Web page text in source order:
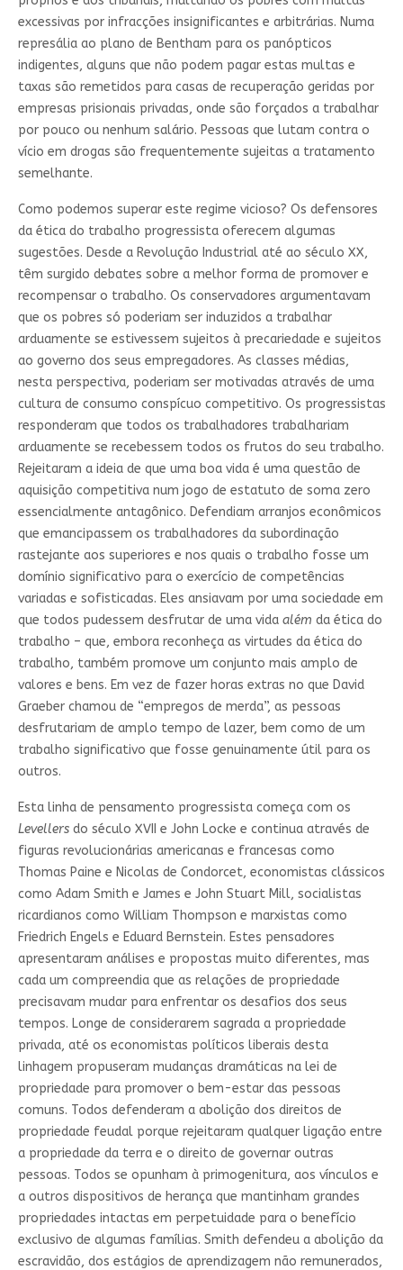
excessivas por infracções insignificantes e arbitrárias. Numa
represália ao plano de Bentham para os panópticos
indigentes, alguns que não podem pagar estas multas e
taxas são remetidos para casas de recuperação geridas por
empresas prisionais privadas, onde são forçados a trabalhar
por pouco ou nenhum salário. Pessoas que lutam contra o
vício em drogas são frequentemente sujeitas a tratamento
semelhante.
Como podemos superar este regime vicioso? Os defensores
da ética do trabalho progressista oferecem algumas
sugestões. Desde a Revolução Industrial até ao século XX,
têm surgido debates sobre a melhor forma de promover e
recompensar o trabalho. Os conservadores argumentavam
que os pobres só poderiam ser induzidos a trabalhar
arduamente se estivessem sujeitos à precariedade e sujeitos
ao governo dos seus empregadores. As classes médias,
nesta perspectiva, poderiam ser motivadas através de uma
cultura de consumo conspícuo competitivo. Os progressistas
responderam que todos os trabalhadores trabalhariam
arduamente se recebessem todos os frutos do seu trabalho.
Rejeitaram a ideia de que uma boa vida é uma questão de
aquisição competitiva num jogo de estatuto de soma zero
essencialmente antagônico. Defendiam arranjos econômicos
que emancipassem os trabalhadores da subordinação
rastejante aos superiores e nos quais o trabalho fosse um
domínio significativo para o exercício de competências
variadas e sofisticadas. Eles ansiavam por uma sociedade em
que todos pudessem desfrutar de uma vida além da ética do
trabalho – que, embora reconheça as virtudes da ética do
trabalho, também promove um conjunto mais amplo de
valores e bens. Em vez de fazer horas extras no que David
Graeber chamou de “empregos de merda”, as pessoas
desfrutariam de amplo tempo de lazer, bem como de um
trabalho significativo que fosse genuinamente útil para os
outros.
Esta linha de pensamento progressista começa com os
Levellersdo século XVII e John Locke e continua através de
figuras revolucionárias americanas e francesas como
Thomas Paine e Nicolas de Condorcet, economistas clássicos
como Adam Smith e James e John Stuart Mill, socialistas
ricardianos como William Thompson e marxistas como
Friedrich Engels e Eduard Bernstein. Estes pensadores
apresentaram análises e propostas muito diferentes, mas
cada um compreendia que as relações de propriedade
precisavam mudar para enfrentar os desafios dos seus
tempos. Longe de considerarem sagrada a propriedade
privada, até os economistas políticos liberais desta
linhagem propuseram mudanças dramáticas na lei de
propriedade para promover o bem-estar das pessoas
comuns. Todos defenderam a abolição dos direitos de
propriedade feudal porque rejeitaram qualquer ligação entre
a propriedade da terra e o direito de governar outras
pessoas. Todos se opunham à primogenitura, aos vínculos e
a outros dispositivos de herança que mantinham grandes
propriedades intactas em perpetuidade para o benefício
exclusivo de algumas famílias. Smith defendeu a abolição da
escravidão, dos estágios de aprendizagem não remunerados,